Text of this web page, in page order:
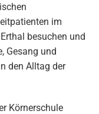
im
besuchen und
Gesang und
den Alltag der
Körnerschule